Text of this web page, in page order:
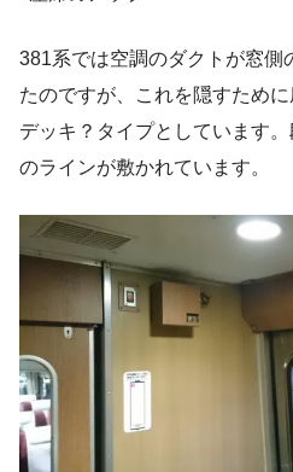
381系では空調のダクトが窓側
たのですが、これを隠すため
デッキ？タイプとしています
のラインが敷かれています。